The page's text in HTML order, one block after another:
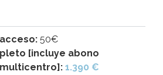
50€
[incluye abono
1.390 €